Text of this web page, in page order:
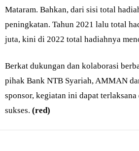
Mataram. Bahkan, dari sisi total
peningkatan. Tahun 2021 lalu total
juta, kini di 2022 total hadiahnya
Berkat dukungan dan kolaborasi
pihak Bank NTB Syariah, AMMAN
sponsor, kegiatan ini dapat
sukses. (red)